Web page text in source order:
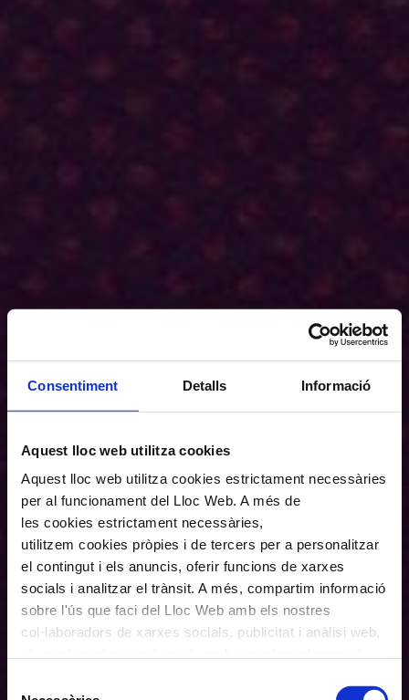
Consentiment Detalls Informació
Aquest lloc web utilitza cookies
Aquest lloc web utilitza cookies estrictament necessàries
per al funcionament del Lloc Web. A més de
les cookies estrictament necessàries,
utilitzem cookies pròpies i de tercers per a personalitzar
el contingut i els anuncis, oferir funcions de xarxes
socials i analitzar el trànsit. A més, compartim informació
sobre l'ús que faci del Lloc Web amb els nostres
col·laboradors de xarxes socials, publicitat i anàlisi web,